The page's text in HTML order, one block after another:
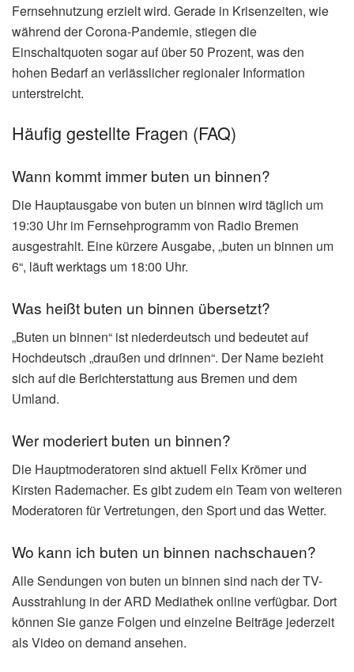
Fernsehnutzung erzielt wird. Gerade in Krisenzeiten, wie
während der Corona-Pandemie, stiegen die
Einschaltquoten sogar auf über 50 Prozent, was den
hohen Bedarf an verlässlicher regionaler Information
unterstreicht.
Häufig gestellte Fragen (FAQ)
Wann kommt immer buten un binnen?
Die Hauptausgabe von buten un binnen wird täglich um
19:30 Uhr im Fernsehprogramm von Radio Bremen
ausgestrahlt. Eine kürzere Ausgabe, „buten un binnen um
6“, läuft werktags um 18:00 Uhr.
Was heißt buten un binnen übersetzt?
„Buten un binnen“ ist niederdeutsch und bedeutet auf
Hochdeutsch „draußen und drinnen“. Der Name bezieht
sich auf die Berichterstattung aus Bremen und dem
Umland.
Wer moderiert buten un binnen?
Die Hauptmoderatoren sind aktuell Felix Krömer und
Kirsten Rademacher. Es gibt zudem ein Team von weiteren
Moderatoren für Vertretungen, den Sport und das Wetter.
Wo kann ich buten un binnen nachschauen?
Alle Sendungen von buten un binnen sind nach der TV-
Ausstrahlung in der ARD Mediathek online verfügbar. Dort
können Sie ganze Folgen und einzelne Beiträge jederzeit
als Video on demand ansehen.